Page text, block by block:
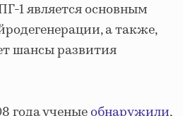
1 является основным
а также,
шансы развития